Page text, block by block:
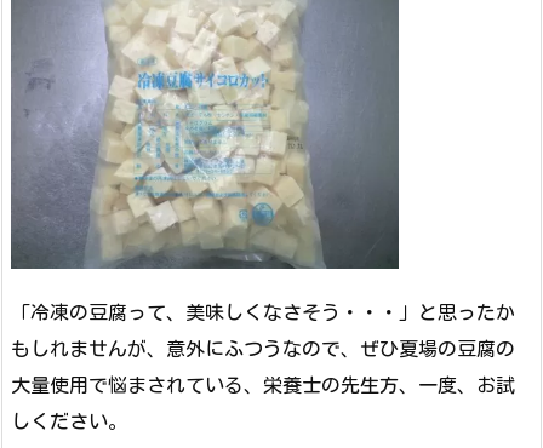
「冷凍の豆腐って、美味しくなさそう・・・」と思ったか
もしれませんが、意外にふつうなので、ぜひ夏場の豆腐の
大量使用で悩まされている、栄養士の先生方、一度、お試
しください。